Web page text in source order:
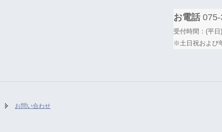
お電話075-
受付時間：(平
※土日祝および
お問い合わせ